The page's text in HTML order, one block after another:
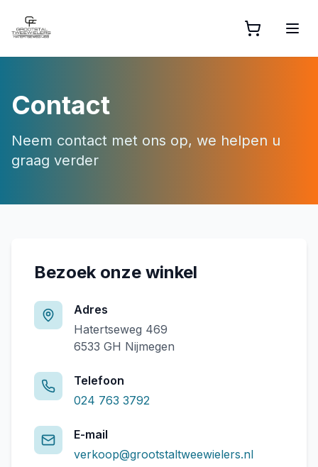
Contact
Neem contact met ons op, we helpen u
graag verder
Bezoek onze winkel
Adres
Hatertseweg 469
6533 GH Nijmegen
Telefoon
024 763 3792
E-mail
verkoop@grootstaltweewielers.nl